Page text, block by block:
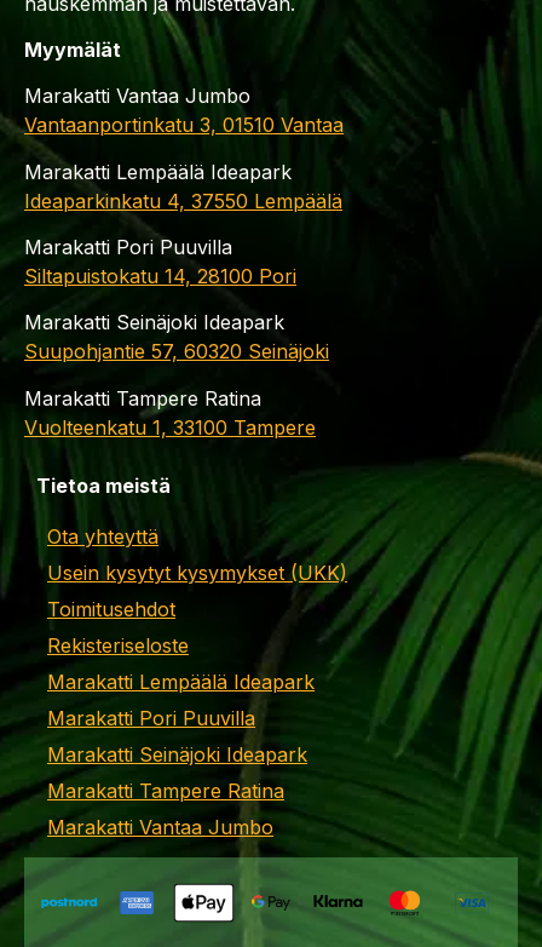
Myymälät
Marakatti Vantaa Jumbo
Vantaanportinkatu 3, 01510 Vantaa
Marakatti Lempäälä Ideapark
Ideaparkinkatu 4, 37550 Lempäälä
Marakatti Pori Puuvilla
Siltapuistokatu 14, 28100 Pori
Marakatti Seinäjoki Ideapark
Suupohjantie 57, 60320 Seinäjoki
Marakatti Tampere Ratina
Vuolteenkatu 1, 33100 Tampere
Tietoa meistä
Ota yhteyttä
Usein kysytyt kysymykset (UKK)
Toimitusehdot
Rekisteriseloste
Marakatti Lempäälä Ideapark
Marakatti Pori Puuvilla
Marakatti Seinäjoki Ideapark
Marakatti Tampere Ratina
Marakatti Vantaa Jumbo